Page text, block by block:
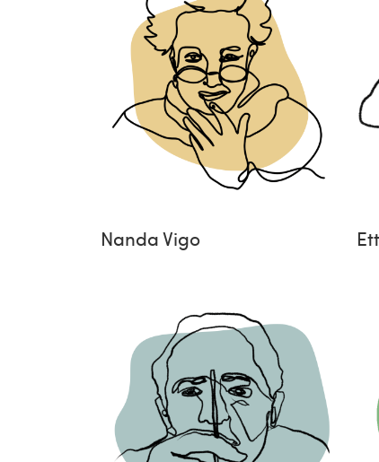
Nanda Vigo